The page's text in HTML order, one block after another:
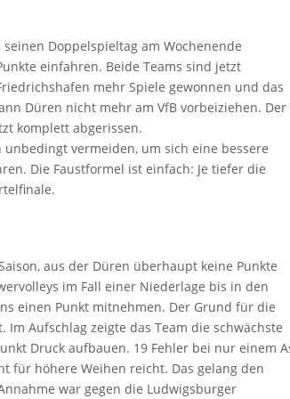
Doppelspieltag am Wochenende
einfahren. Beide Teams sind jetzt
mehr Spiele gewonnen und das
Düren nicht mehr am VfB vorbeiziehen. Der
komplett abgerissen.
vermeiden, um sich eine bessere
Die Faustformel ist einfach: Je tiefer die
aus der Düren überhaupt keine Punkte
im Fall einer Niederlage bis in den
einen Punkt mitnehmen. Der Grund für die
Aufschlag zeigte das Team die schwächste
Druck aufbauen. 19 Fehler bei nur einem
für höhere Weihen reicht. Das gelang den
war gegen die Ludwigsburger